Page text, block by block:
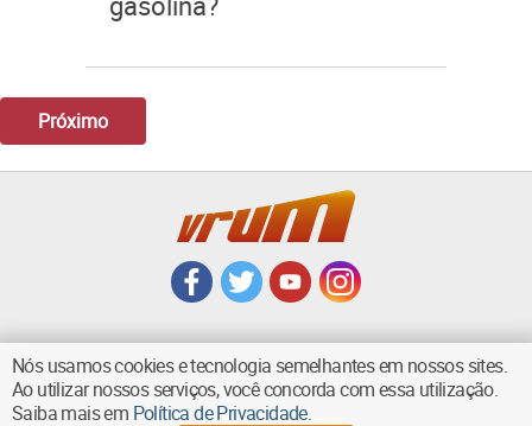
Próximo
VOLTAR AO TOPO
Nós usamos cookies e tecnologia semelhantes em nossos sites.
Ao utilizar nossos serviços, você concorda com essa utilização.
Saiba mais em Política de Privacidade.